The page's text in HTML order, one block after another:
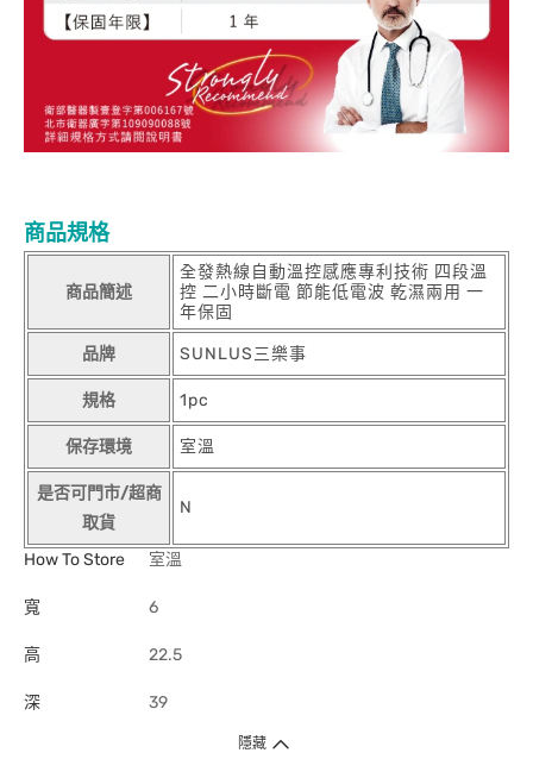
商品規格
商品簡述
全發熱線自動溫控感應專利技術 四段溫
控 二小時斷電 節能低電波 乾濕兩用 一
年保固
品牌 SUNLUS三樂事
規格 1pc
保存環境 室溫
是否可門市/超商
取貨
N
How To Store 室溫
寬 6
高 22.5
深 39
隱藏